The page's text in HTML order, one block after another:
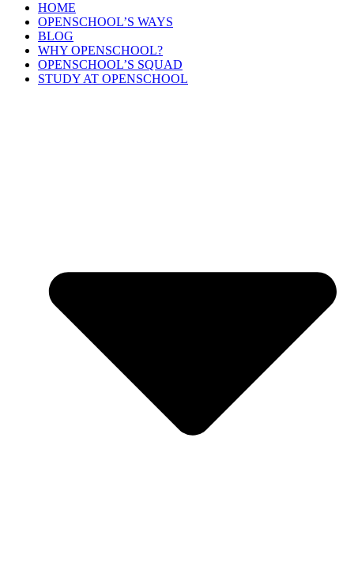
HOME
OPENSCHOOL’S WAYS
BLOG
WHY OPENSCHOOL?
OPENSCHOOL’S SQUAD
STUDY AT OPENSCHOOL